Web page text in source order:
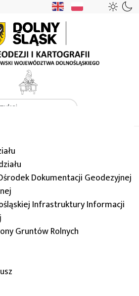
Dokumentacji Geodezyjnej
Infrastruktury Informacji
Gruntów Rolnych
rolnych
(JST)
JST
dotowanych
26 Sejmiku Województwa
20 maja 2026 r. w sprawie